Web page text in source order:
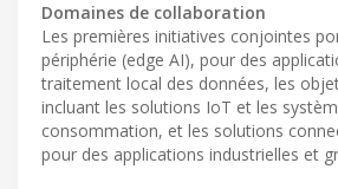
Domaines de collaboration
Les premières initiatives conjointes
périphérie (edge AI), pour des
traitement local des données, les
incluant les solutions IoT et les
consommation, et les solutions
pour des applications industrielles et